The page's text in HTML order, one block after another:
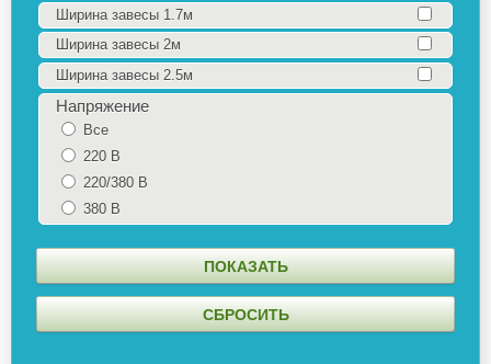
Ширина завесы 1.7м
Ширина завесы 2м
Ширина завесы 2.5м
Напряжение
Все
220 В
220/380 В
380 В